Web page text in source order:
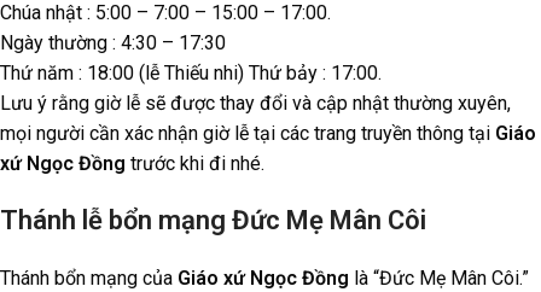
Chúa nhật : 5:00 – 7:00 – 15:00 – 17:00.
Ngày thường : 4:30 – 17:30
Thứ năm : 18:00 (lễ Thiếu nhi) Thứ bảy : 17:00.
Lưu ý rằng giờ lễ sẽ được thay đổi và cập nhật thường xuyên,
mọi người cần xác nhận giờ lễ tại các trang truyền thông tại Giáo
xứ Ngọc Đồng trước khi đi nhé.
Thánh lễ bổn mạng Đức Mẹ Mân Côi
Thánh bổn mạng của Giáo xứ Ngọc Đồng là “Đức Mẹ Mân Côi.”